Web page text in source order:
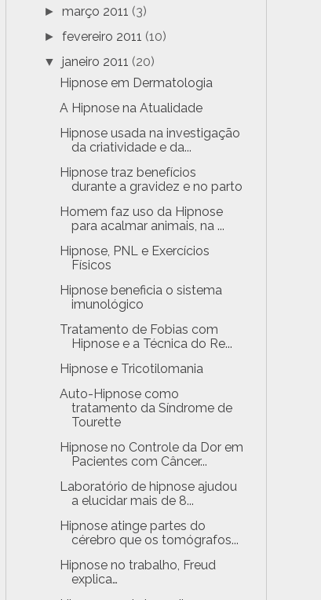
►março 2011 (3)
►fevereiro 2011 (10)
▼janeiro 2011 (20)
Hipnose em Dermatologia
A Hipnose na Atualidade
Hipnose usada na investigação
da criatividade e da...
Hipnose traz benefícios
durante a gravidez e no parto
Homem faz uso da Hipnose
para acalmar animais, na ...
Hipnose, PNL e Exercícios
Físicos
Hipnose beneficia o sistema
imunológico
Tratamento de Fobias com
Hipnose e a Técnica do Re...
Hipnose e Tricotilomania
Auto-Hipnose como
tratamento da Síndrome de
Tourette
Hipnose no Controle da Dor em
Pacientes com Câncer...
Laboratório de hipnose ajudou
a elucidar mais de 8...
Hipnose atinge partes do
cérebro que os tomógrafos...
Hipnose no trabalho, Freud
explica…